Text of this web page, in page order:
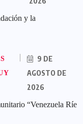
y la
9 DE
AGOSTO DE
2026
“Venezuela Ríe